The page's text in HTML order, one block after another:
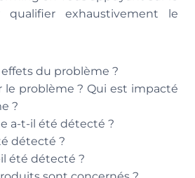
qualifier exhaustivement le
du problème ?
le problème ? Qui est impacté
?
a-t-il été détecté ?
détecté ?
été détecté ?